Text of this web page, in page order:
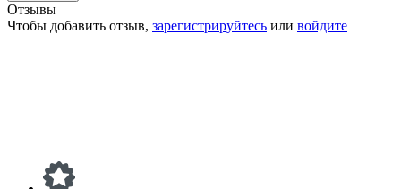
Отзывы
Чтобы добавить отзыв, зарегистрируйтесь или войдите